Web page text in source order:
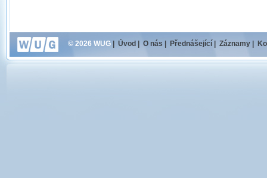
© 2026 WUG Úvod O nás Přednášející Záznamy